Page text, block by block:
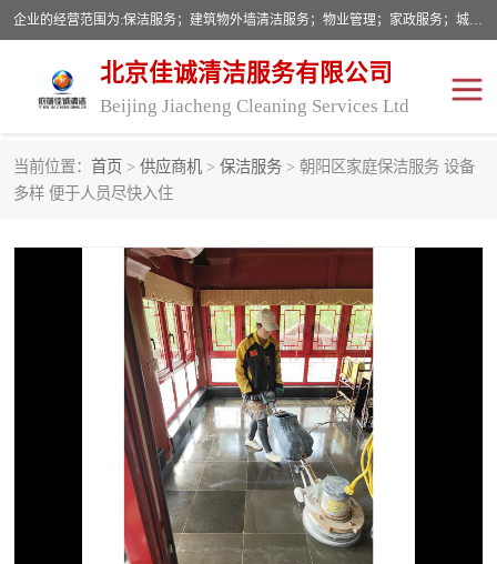
企业的经营范围为:保洁服务；建筑物外墙清洁服务；物业管理；家政服务；城市园林绿化；劳务分包；技术开发、技术转让、技术服务；销售保洁设备、卫生用品、化工产品（不含危险化学品及一类易制毒化学品）、日用品、办公设备、建筑材料、装饰材料；图文设计；清洁服务（不含餐具消毒）；中央空调维修；工程设计；施工总承包；专业承包。
北京佳诚清洁服务有限公司
Beijing Jiacheng Cleaning Services Ltd
当前位置： 首页 > 供应商机 > 保洁服务 > 朝阳区家庭保洁服务 设备
多样 便于人员尽快入住
外墙清洗
开荒保洁 保洁服务
建筑物外墙维修